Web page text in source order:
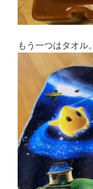
もう一つはタオル。